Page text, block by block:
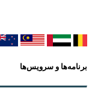
برنامه‌ها و سرویس‌ها